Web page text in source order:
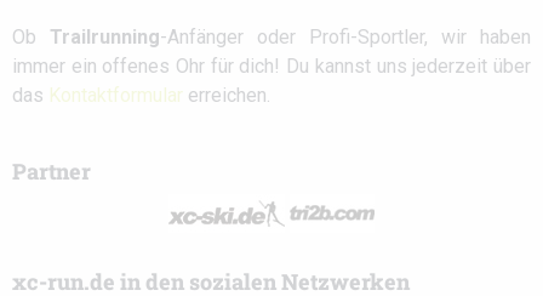
Ob Trailrunning-Anfänger oder Profi-Sportler, wir haben
immer ein offenes Ohr für dich! Du kannst uns jederzeit über
das Kontaktformular erreichen.
Partner
xc-run.de in den sozialen Netzwerken